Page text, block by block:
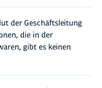
der Geschäftsleitung
die in der
gibt es keinen